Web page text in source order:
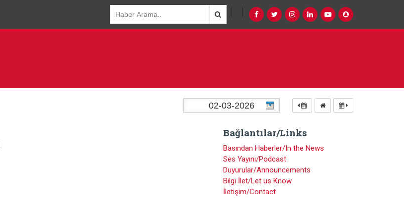
Bağlantılar/Links
Basından Haberler/In the News
Ses Yayını/Podcast
Duyurular/Announcements
Bilgi İlet/Let us Know
İletişim/Contact